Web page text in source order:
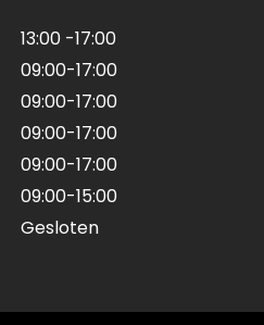
13:00 -17:00
09:00-17:00
09:00-17:00
09:00-17:00
09:00-17:00
09:00-15:00
Gesloten